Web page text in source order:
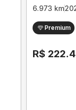
6.973 km
Premium
R$